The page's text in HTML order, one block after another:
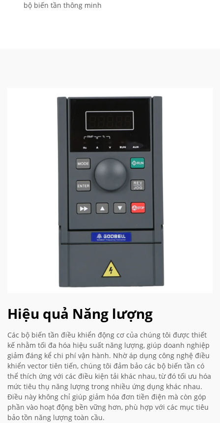
bộ biến tần thông minh
Hiệu quả Năng lượng
Các bộ biến tần điều khiển động cơ của chúng tôi được thiết
kế nhằm tối đa hóa hiệu suất năng lượng, giúp doanh nghiệp
giảm đáng kể chi phí vận hành. Nhờ áp dụng công nghệ điều
khiển vector tiên tiến, chúng tôi đảm bảo các bộ biến tần có
thể thích ứng với các điều kiện tải khác nhau, từ đó tối ưu hóa
mức tiêu thụ năng lượng trong nhiều ứng dụng khác nhau.
Điều này không chỉ giúp giảm hóa đơn tiền điện mà còn góp
phần vào hoạt động bền vững hơn, phù hợp với các mục tiêu
bảo tồn năng lượng toàn cầu.